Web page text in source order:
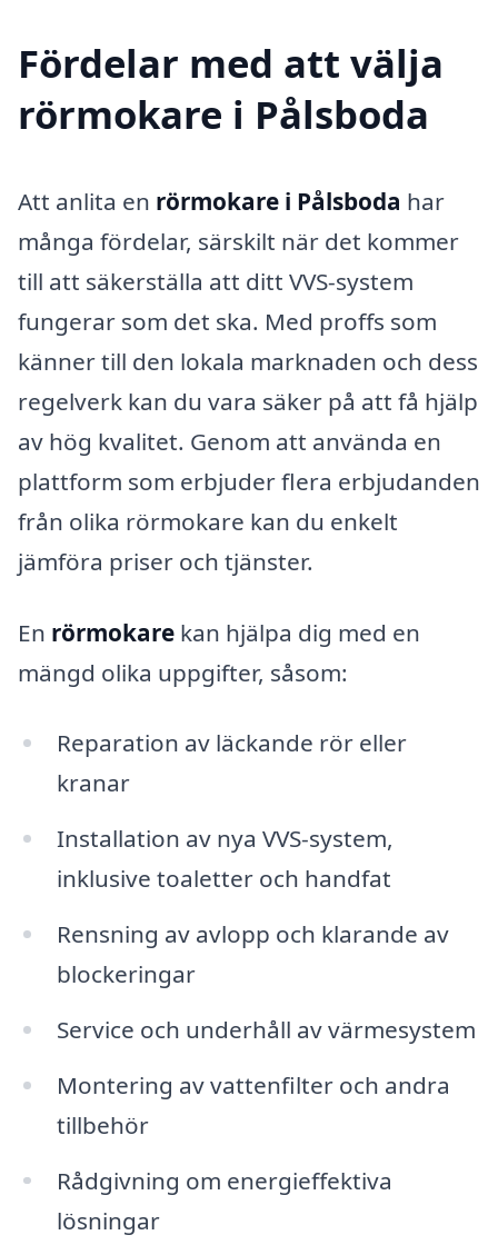
Fördelar med att välja
rörmokare i Pålsboda
Att anlita en rörmokare i Pålsboda har
många fördelar, särskilt när det kommer
till att säkerställa att ditt VVS-system
fungerar som det ska. Med proffs som
känner till den lokala marknaden och dess
regelverk kan du vara säker på att få hjälp
av hög kvalitet. Genom att använda en
plattform som erbjuder flera erbjudanden
från olika rörmokare kan du enkelt
jämföra priser och tjänster.
En rörmokare kan hjälpa dig med en
mängd olika uppgifter, såsom:
Reparation av läckande rör eller
kranar
Installation av nya VVS-system,
inklusive toaletter och handfat
Rensning av avlopp och klarande av
blockeringar
Service och underhåll av värmesystem
Montering av vattenfilter och andra
tillbehör
Rådgivning om energieffektiva
lösningar